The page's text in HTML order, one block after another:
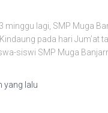
lagi, SMP Muga
pada hari Jum’at
siswi SMP Muga
yang lalu